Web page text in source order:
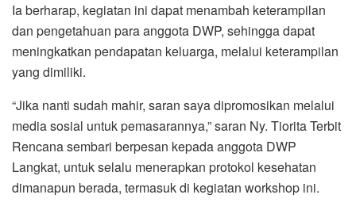
Ia berharap, kegiatan ini dapat menambah keterampilan
dan pengetahuan para anggota DWP, sehingga dapat
meningkatkan pendapatan keluarga, melalui keterampilan
yang dimiliki.
“Jika nanti sudah mahir, saran saya dipromosikan melalui
media sosial untuk pemasarannya,” saran Ny. Tiorita Terbit
Rencana sembari berpesan kepada anggota DWP
Langkat, untuk selalu menerapkan protokol kesehatan
dimanapun berada, termasuk di kegiatan workshop ini.